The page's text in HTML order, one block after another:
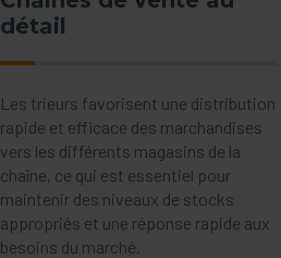
détail
Les trieurs favorisent une distribution
rapide et efficace des marchandises
vers les différents magasins de la
chaîne, ce qui est essentiel pour
maintenir des niveaux de stocks
appropriés et une réponse rapide aux
besoins du marché.